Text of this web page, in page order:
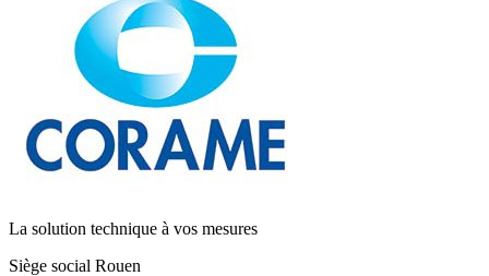
La solution technique à vos mesures
Siège social Rouen